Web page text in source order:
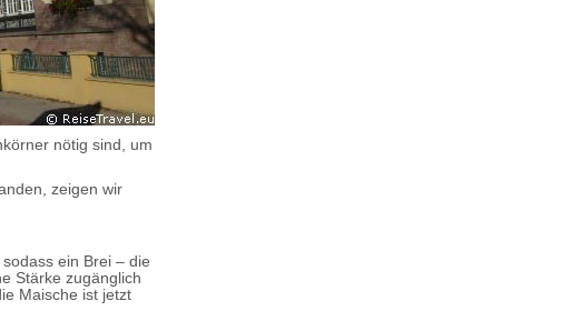
nötig sind, um
zeigen wir
ein Brei – die
Stärke zugänglich
Maische ist jetzt